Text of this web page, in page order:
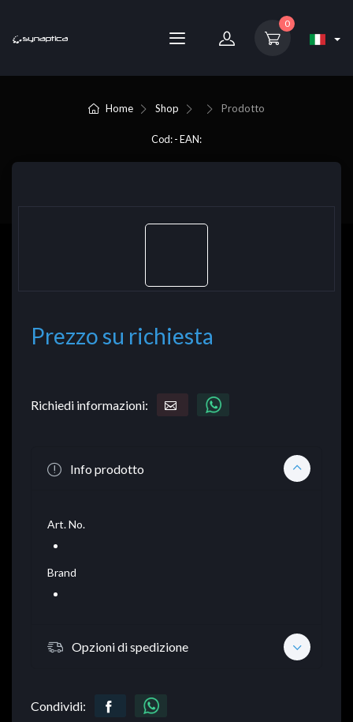
0
Home Shop Prodotto
Cod: - EAN:
Prezzo su richiesta
Richiedi informazioni:
Info prodotto
Art. No.
Brand
Opzioni di spedizione
Condividi: